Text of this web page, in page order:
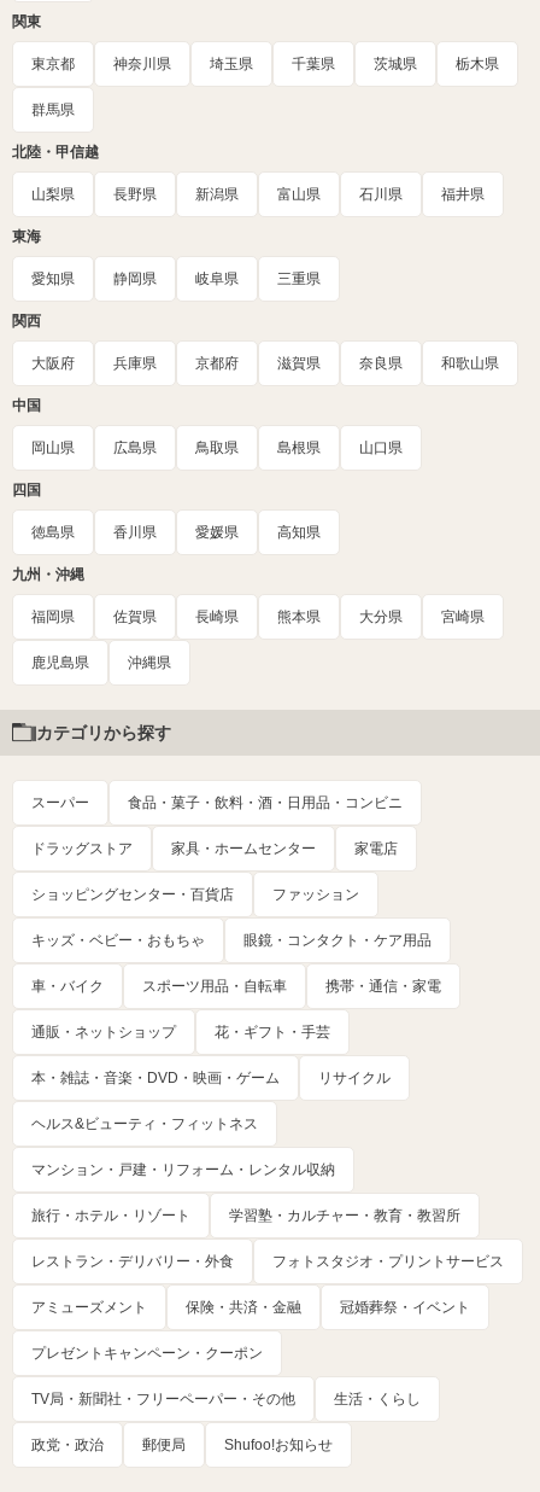
関東
東京都 神奈川県 埼玉県 千葉県 茨城県 栃木県
群馬県
北陸・甲信越
山梨県 長野県 新潟県 富山県 石川県 福井県
東海
愛知県 静岡県 岐阜県 三重県
関西
大阪府 兵庫県 京都府 滋賀県 奈良県 和歌山県
中国
岡山県 広島県 鳥取県 島根県 山口県
四国
徳島県 香川県 愛媛県 高知県
九州・沖縄
福岡県 佐賀県 長崎県 熊本県 大分県 宮崎県
鹿児島県 沖縄県
カテゴリから探す
スーパー 食品・菓子・飲料・酒・日用品・コンビニ
ドラッグストア 家具・ホームセンター 家電店
ショッピングセンター・百貨店 ファッション
キッズ・ベビー・おもちゃ 眼鏡・コンタクト・ケア用品
車・バイク スポーツ用品・自転車 携帯・通信・家電
通販・ネットショップ 花・ギフト・手芸
本・雑誌・音楽・DVD・映画・ゲーム リサイクル
ヘルス&ビューティ・フィットネス
マンション・戸建・リフォーム・レンタル収納
旅行・ホテル・リゾート 学習塾・カルチャー・教育・教習所
レストラン・デリバリー・外食 フォトスタジオ・プリントサービス
アミューズメント 保険・共済・金融 冠婚葬祭・イベント
プレゼントキャンペーン・クーポン
TV局・新聞社・フリーペーパー・その他 生活・くらし
政党・政治 郵便局 Shufoo!お知らせ